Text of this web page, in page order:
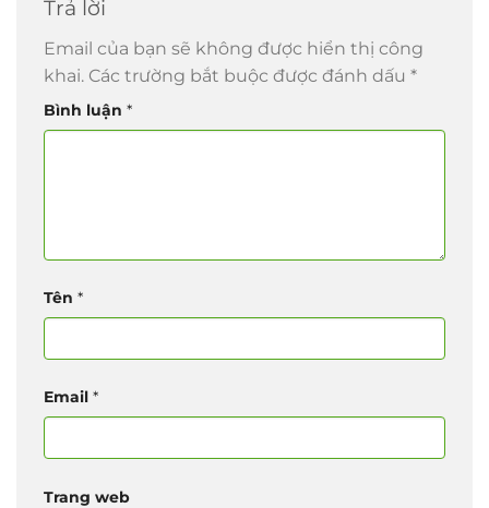
Trả lời
Email của bạn sẽ không được hiển thị công
khai. Các trường bắt buộc được đánh dấu *
Bình luận *
Tên *
Email *
Trang web